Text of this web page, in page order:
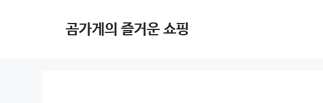
곰가게의 즐거운 쇼핑